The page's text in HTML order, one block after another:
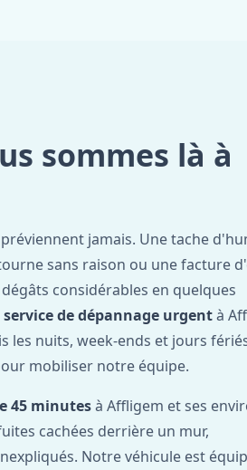
sommes là à
jamais. Une tache
sans raison ou une facture
considérables en quelques
service de dépannage urgentà
les nuits, week-ends et jours
mobiliser notre équipe.
45 minutesà Affligem et ses
cachées derrière un mur,
Notre véhicule est